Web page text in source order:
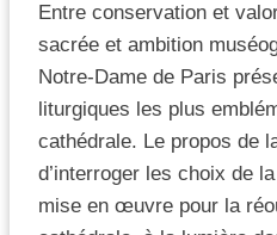
Entre conservation et
sacrée et ambition
Notre-Dame de Paris
liturgiques les plus
cathédrale. Le propos de
d’interroger les choix de
mise en œuvre pour la